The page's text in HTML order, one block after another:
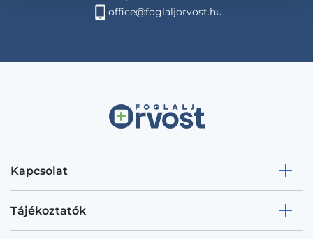
office@foglaljorvost.hu
Kapcsolat
Tájékoztatók